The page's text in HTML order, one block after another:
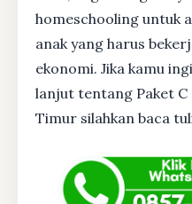
homeschooling untuk
anak yang harus
ekonomi. Jika kamu
lanjut tentang Paket C
Timur silahkan baca